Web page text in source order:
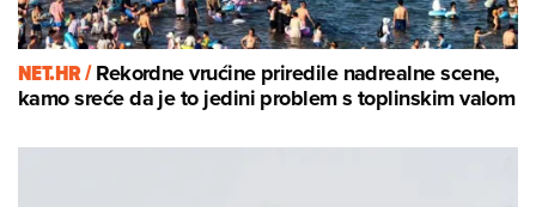
NET.HR /Rekordne vrućine priredile nadrealne scene,
kamo sreće da je to jedini problem s toplinskim valom